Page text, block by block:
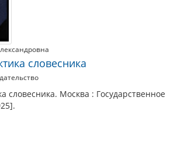
словесника
словесника. Москва : Государственное